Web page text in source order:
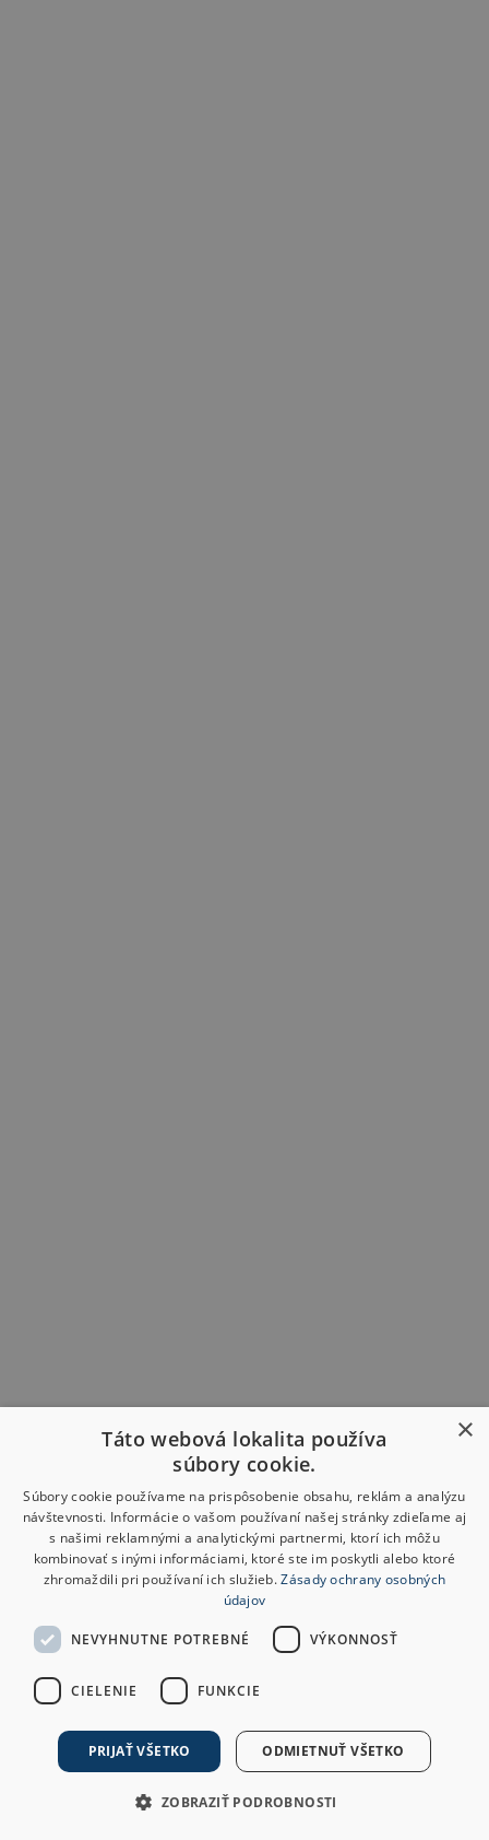
×
Táto webová lokalita používa
súbory cookie.
Súbory cookie používame na prispôsobenie obsahu, reklám a analýzu
návštevnosti. Informácie o vašom používaní našej stránky zdieľame aj
s našimi reklamnými a analytickými partnermi, ktorí ich môžu
kombinovať s inými informáciami, ktoré ste im poskytli alebo ktoré
zhromaždili pri používaní ich služieb.Zásady ochrany osobných
údajov
NEVYHNUTNE POTREBNÉ VÝKONNOSŤ
CIELENIE FUNKCIE
PRIJAŤ VŠETKO ODMIETNUŤ VŠETKO
ZOBRAZIŤ PODROBNOSTI